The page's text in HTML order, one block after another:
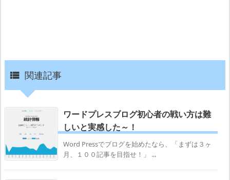
 関連記事
ワードプレスブログ初心者の戦い方は難
しいと実感した～！
Word Pressでブログを始めたなら、「まずは３ヶ
月、１００記事を目指せ！」 ...